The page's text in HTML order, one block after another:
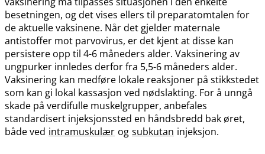
besetningen, og det vises ellers til preparatomtalen for
de aktuelle vaksinene. Når det gjelder maternale
antistoffer mot parvovirus, er det kjent at disse kan
persistere opp til 4-6 måneders alder. Vaksinering av
ungpurker innledes derfor fra 5,5-6 måneders alder.
Vaksinering kan medføre lokale reaksjoner på stikkstedet
som kan gi lokal kassasjon ved nødslakting. For å unngå
skade på verdifulle muskelgrupper, anbefales
standardisert injeksjonssted en håndsbredd bak øret,
både ved intramuskulær og subkutan injeksjon.